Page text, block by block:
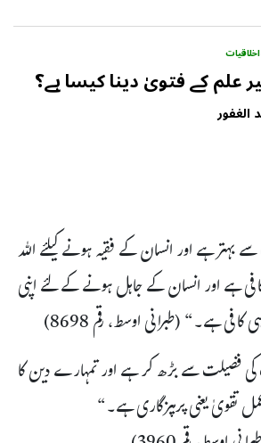
اخلاقیات
علم کے فتویٰ دینا کیسا ہے؟
الغفور
بہتر ہے اور انسان کے فقیہ ہونے کیلئے اللہ
ہے اور انسان کے جاہل ہونے کے لئے اپنی
ہے۔“ (طبرانی اوسط، رقم 8698)
فضیلت سے بڑھ کر ہے اور تمہارے دین کا
تقویٰ یعنی پرہیزگاری ہے۔“